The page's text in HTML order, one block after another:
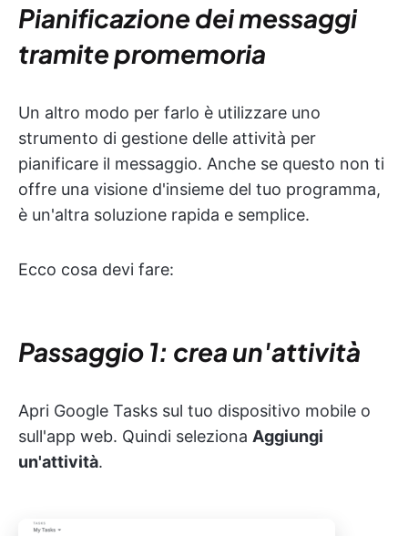
Pianificazione dei messaggi
tramite promemoria
Un altro modo per farlo è utilizzare uno
strumento di gestione delle attività per
pianificare il messaggio. Anche se questo non ti
offre una visione d'insieme del tuo programma,
è un'altra soluzione rapida e semplice.
Ecco cosa devi fare:
Passaggio 1: crea un'attività
Apri Google Tasks sul tuo dispositivo mobile o
sull'app web. Quindi seleziona Aggiungi
un'attività.